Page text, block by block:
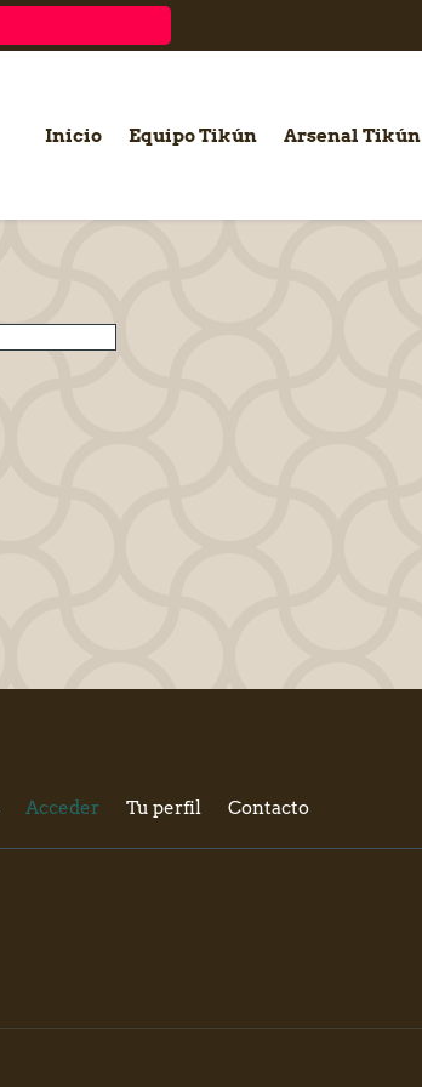
Inicio Equipo Tikún Arsenal Tikún
Acceder Tu perfil Contacto